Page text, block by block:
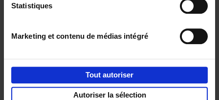
Statistiques
Marketing et contenu de médias intégré
Tout autoriser
Autoriser la sélection
AI, The Rediscovery of
€34,99